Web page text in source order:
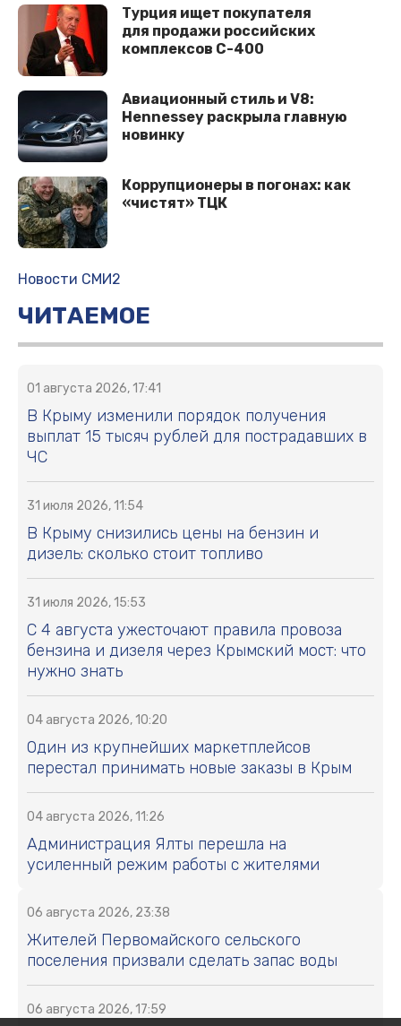
Турция ищет покупателя
для продажи российских
комплексов С-400
Авиационный стиль и V8:
Hennessey раскрыла главную
новинку
Коррупционеры в погонах: как
«чистят» ТЦК
Новости СМИ2
ЧИТАЕМОЕ
01 августа 2026, 17:41
В Крыму изменили порядок получения
выплат 15 тысяч рублей для пострадавших в
ЧС
31 июля 2026, 11:54
В Крыму снизились цены на бензин и
дизель: сколько стоит топливо
31 июля 2026, 15:53
С 4 августа ужесточают правила провоза
бензина и дизеля через Крымский мост: что
нужно знать
04 августа 2026, 10:20
Один из крупнейших маркетплейсов
перестал принимать новые заказы в Крым
04 августа 2026, 11:26
Администрация Ялты перешла на
усиленный режим работы с жителями
06 августа 2026, 23:38
Жителей Первомайского сельского
поселения призвали сделать запас воды
06 августа 2026, 17:59